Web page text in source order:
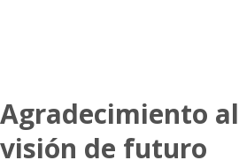
Agradecimiento
visión de futuro